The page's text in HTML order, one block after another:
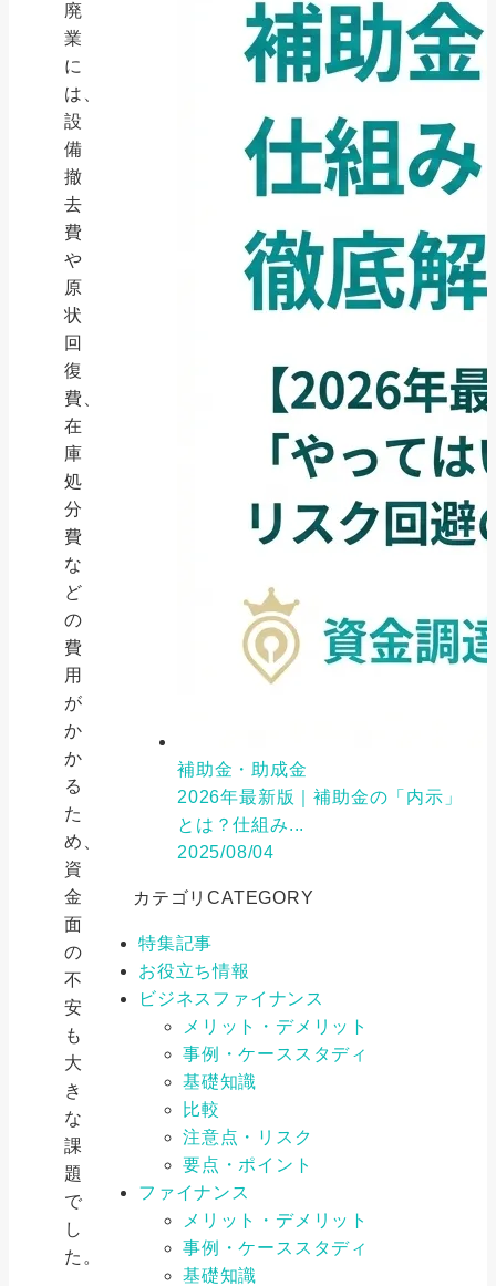
廃
業
に
は、
設
備
撤
去
費
や
原
状
回
復
費、
在
庫
処
分
費
な
ど
の
費
用
が
か
か
る
た
め、
資
金
面
の
不
安
も
大
き
な
課
題
で
し
た。
補助金・助成金
2026年最新版｜補助金の「内示」
とは？仕組み...
2025/08/04
カテゴリCATEGORY
特集記事
お役立ち情報
ビジネスファイナンス
メリット・デメリット
事例・ケーススタディ
基礎知識
比較
注意点・リスク
要点・ポイント
ファイナンス
メリット・デメリット
事例・ケーススタディ
基礎知識